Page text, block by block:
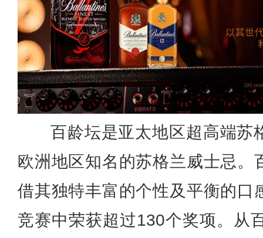
百龄坛是亚太地区超高端苏
欧洲地区知名的苏格兰威士忌。
借其独特丰富的个性及平衡的口
竞赛中荣获超过130个奖项。从